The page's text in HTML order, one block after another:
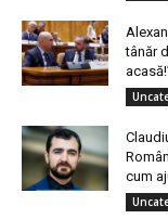
tânăr
acasă!’
cum